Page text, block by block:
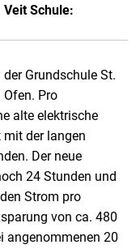
Schule:
Grundschule St.
Pro
alte elektrische
mit der langen
Der neue
24 Stunden und
Strom pro
von ca. 480
angenommenen 20